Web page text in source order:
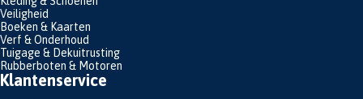
Veiligheid
Boeken & Kaarten
Verf & Onderhoud
Tuigage & Dekuitrusting
Rubberboten & Motoren
Klantenservice